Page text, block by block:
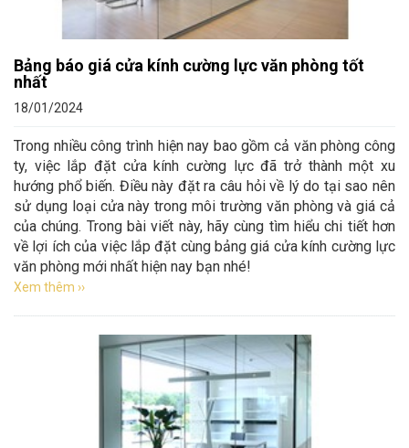
Bảng báo giá cửa kính cường lực văn phòng tốt
nhất
18/01/2024
Trong nhiều công trình hiện nay bao gồm cả văn phòng công
ty, việc lắp đặt cửa kính cường lực đã trở thành một xu
hướng phổ biến. Điều này đặt ra câu hỏi về lý do tại sao nên
sử dụng loại cửa này trong môi trường văn phòng và giá cả
của chúng. Trong bài viết này, hãy cùng tìm hiểu chi tiết hơn
về lợi ích của việc lắp đặt cùng bảng giá cửa kính cường lực
văn phòng mới nhất hiện nay bạn nhé!
Xem thêm ››